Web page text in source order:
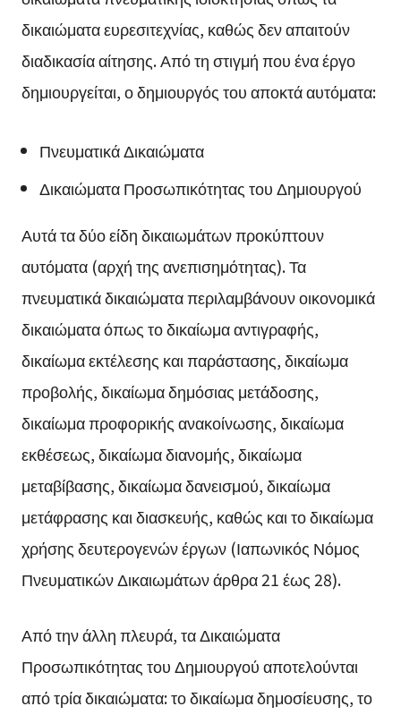
δικαιώματα ευρεσιτεχνίας, καθώς δεν απαιτούν
διαδικασία αίτησης. Από τη στιγμή που ένα έργο
δημιουργείται, ο δημιουργός του αποκτά αυτόματα:
Πνευματικά Δικαιώματα
Δικαιώματα Προσωπικότητας του Δημιουργού
Αυτά τα δύο είδη δικαιωμάτων προκύπτουν
αυτόματα (αρχή της ανεπισημότητας). Τα
πνευματικά δικαιώματα περιλαμβάνουν οικονομικά
δικαιώματα όπως το δικαίωμα αντιγραφής,
δικαίωμα εκτέλεσης και παράστασης, δικαίωμα
προβολής, δικαίωμα δημόσιας μετάδοσης,
δικαίωμα προφορικής ανακοίνωσης, δικαίωμα
εκθέσεως, δικαίωμα διανομής, δικαίωμα
μεταβίβασης, δικαίωμα δανεισμού, δικαίωμα
μετάφρασης και διασκευής, καθώς και το δικαίωμα
χρήσης δευτερογενών έργων (Ιαπωνικός Νόμος
Πνευματικών Δικαιωμάτων άρθρα 21 έως 28).
Από την άλλη πλευρά, τα Δικαιώματα
Προσωπικότητας του Δημιουργού αποτελούνται
από τρία δικαιώματα: το δικαίωμα δημοσίευσης, το